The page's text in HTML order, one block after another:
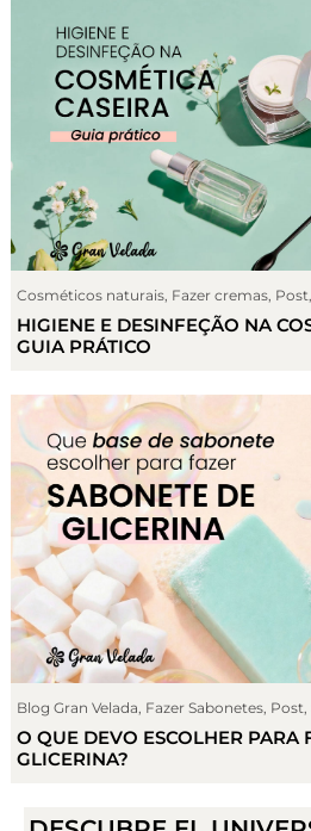
Cosméticos naturais Fazer cremas Post
HIGIENE E DESINFEÇÃO NA
GUIA PRÁTICO
Blog Gran Velada Fazer Sabonetes Post
O QUE DEVO ESCOLHER PARA
GLICERINA?